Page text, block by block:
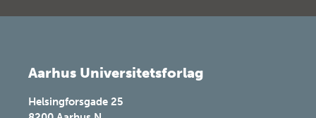
Aarhus Universitetsforlag
Helsingforsgade 25